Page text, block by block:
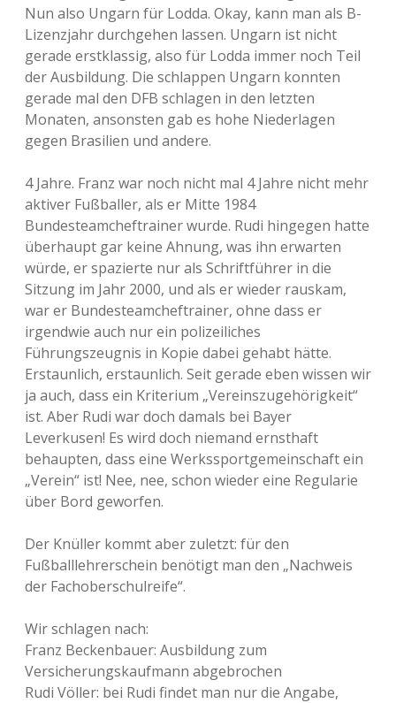
Nun also Ungarn für Lodda. Okay, kann man als B-
Lizenzjahr durchgehen lassen. Ungarn ist nicht
gerade erstklassig, also für Lodda immer noch Teil
der Ausbildung. Die schlappen Ungarn konnten
gerade mal den DFB schlagen in den letzten
Monaten, ansonsten gab es hohe Niederlagen
gegen Brasilien und andere.
4 Jahre. Franz war noch nicht mal 4 Jahre nicht mehr
aktiver Fußballer, als er Mitte 1984
Bundesteamcheftrainer wurde. Rudi hingegen hatte
überhaupt gar keine Ahnung, was ihn erwarten
würde, er spazierte nur als Schriftführer in die
Sitzung im Jahr 2000, und als er wieder rauskam,
war er Bundesteamcheftrainer, ohne dass er
irgendwie auch nur ein polizeiliches
Führungszeugnis in Kopie dabei gehabt hätte.
Erstaunlich, erstaunlich. Seit gerade eben wissen wir
ja auch, dass ein Kriterium „Vereinszugehörigkeit“
ist. Aber Rudi war doch damals bei Bayer
Leverkusen! Es wird doch niemand ernsthaft
behaupten, dass eine Werkssportgemeinschaft ein
„Verein“ ist! Nee, nee, schon wieder eine Regularie
über Bord geworfen.
Der Knüller kommt aber zuletzt: für den
Fußballlehrerschein benötigt man den „Nachweis
der Fachoberschulreife“.
Wir schlagen nach:
Franz Beckenbauer: Ausbildung zum
Versicherungskaufmann abgebrochen
Rudi Völler: bei Rudi findet man nur die Angabe,